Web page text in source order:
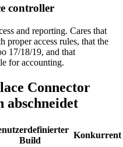
controller
and reporting. Cares that
proper access rules, that the
17/18/19, and that
for accounting.
Connector
abschneidet
Build
Konkurrent